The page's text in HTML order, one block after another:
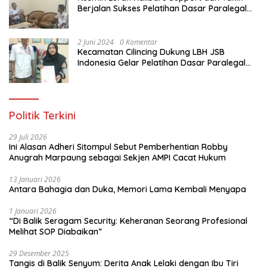
Berjalan Sukses Pelatihan Dasar Paralegal
2 Juni 2024 0 Komentar
Kecamatan Cilincing Dukung LBH JSB
Indonesia Gelar Pelatihan Dasar Paralegal
Politik Terkini
29 Juli 2026
Ini Alasan Adheri Sitompul Sebut Pemberhentian Robby
Anugrah Marpaung sebagai Sekjen AMPI Cacat Hukum
13 Januari 2026
Antara Bahagia dan Duka, Memori Lama Kembali Menyapa
1 Januari 2026
“Di Balik Seragam Security: Keheranan Seorang Profesional
Melihat SOP Diabaikan”
29 Desember 2025
Tangis di Balik Senyum: Derita Anak Lelaki dengan Ibu Tiri